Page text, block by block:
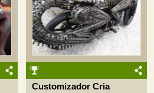
Customizador Cria